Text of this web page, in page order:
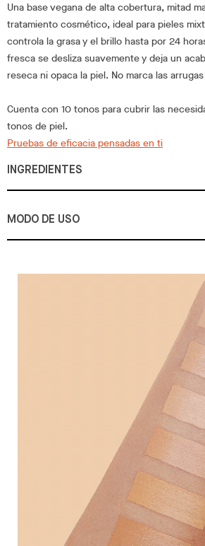
Una base vegana de alta cobertura, mitad
tratamiento cosmético, ideal para pieles
controla la grasa y el brillo hasta por 24
fresca se desliza suavemente y deja un
reseca ni opaca la piel. No marca las
Cuenta con 10 tonos para cubrir las
tonos de piel.
Pruebas de eficacia pensadas en ti
INGREDIENTES
MODO DE USO